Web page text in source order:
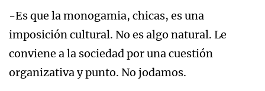
-Es que la monogamia, chicas, es una
imposición cultural. No es algo natural. Le
conviene a la sociedad por una cuestión
organizativa y punto. No jodamos.